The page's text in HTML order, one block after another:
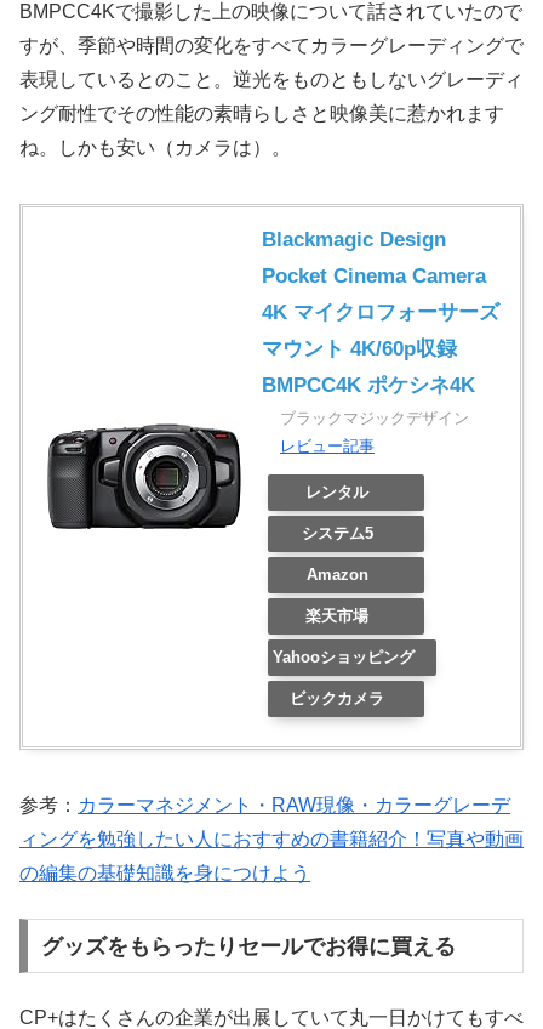
BMPCC4Kで撮影した上の映像について話されていたので
すが、季節や時間の変化をすべてカラーグレーディングで
表現しているとのこと。逆光をものともしないグレーディ
ング耐性でその性能の素晴らしさと映像美に惹かれます
ね。しかも安い（カメラは）。
Blackmagic Design
Pocket Cinema Camera
4K マイクロフォーサーズ
マウント 4K/60p収録
BMPCC4K ポケシネ4K
ブラックマジックデザイン
レビュー記事
レンタル
システム5
Amazon
楽天市場
Yahooショッピング
ビックカメラ
参考： カラーマネジメント・RAW現像・カラーグレーデ
ィングを勉強したい人におすすめの書籍紹介！写真や動画
の編集の基礎知識を身につけよう
グッズをもらったりセールでお得に買える
CP+はたくさんの企業が出展していて丸一日かけてもすべ